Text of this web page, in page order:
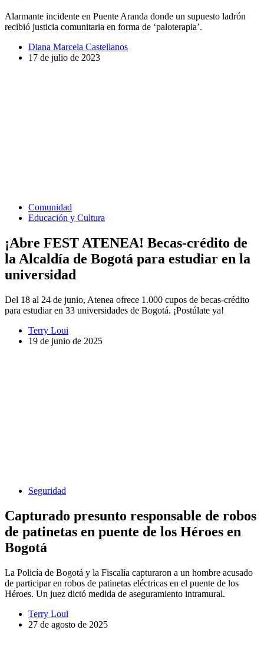
Alarmante incidente en Puente Aranda donde un supuesto ladrón
recibió justicia comunitaria en forma de ‘paloterapia’.
Diana Marcela Castellanos
17 de julio de 2023
Comunidad
Educación y Cultura
¡Abre FEST ATENEA! Becas-crédito de
la Alcaldía de Bogotá para estudiar en la
universidad
Del 18 al 24 de junio, Atenea ofrece 1.000 cupos de becas-crédito
para estudiar en 33 universidades de Bogotá. ¡Postúlate ya!
Terry Loui
19 de junio de 2025
Seguridad
Capturado presunto responsable de robos
de patinetas en puente de los Héroes en
Bogotá
La Policía de Bogotá y la Fiscalía capturaron a un hombre acusado
de participar en robos de patinetas eléctricas en el puente de los
Héroes. Un juez dictó medida de aseguramiento intramural.
Terry Loui
27 de agosto de 2025